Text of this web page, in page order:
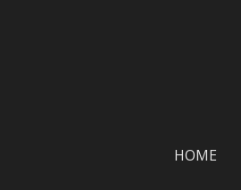
HOME